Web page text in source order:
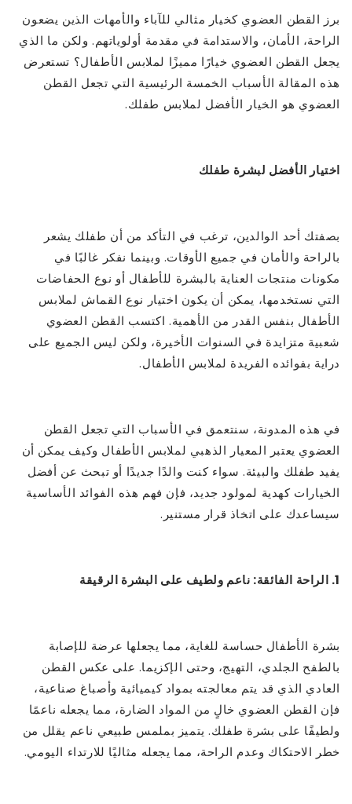
برز القطن العضوي كخيار مثالي للآباء والأمهات الذين يضعون
الراحة، الأمان، والاستدامة في مقدمة أولوياتهم. ولكن ما الذي
يجعل القطن العضوي خيارًا مميزًا لملابس الأطفال؟ تستعرض
هذه المقالة الأسباب الخمسة الرئيسية التي تجعل القطن
العضوي هو الخيار الأفضل لملابس طفلك.
اختيار الأفضل لبشرة طفلك
بصفتك أحد الوالدين، ترغب في التأكد من أن طفلك يشعر
بالراحة والأمان في جميع الأوقات. وبينما نفكر غالبًا في
مكونات منتجات العناية بالبشرة للأطفال أو نوع الحفاضات
التي نستخدمها، يمكن أن يكون اختيار نوع القماش لملابس
الأطفال بنفس القدر من الأهمية. اكتسب القطن العضوي
شعبية متزايدة في السنوات الأخيرة، ولكن ليس الجميع على
دراية بفوائده الفريدة لملابس الأطفال.
في هذه المدونة، سنتعمق في الأسباب التي تجعل القطن
العضوي يعتبر المعيار الذهبي لملابس الأطفال وكيف يمكن أن
يفيد طفلك والبيئة. سواء كنت والدًا جديدًا أو تبحث عن أفضل
الخيارات كهدية لمولود جديد، فإن فهم هذه الفوائد الأساسية
سيساعدك على اتخاذ قرار مستنير.
بشرة الأطفال حساسة للغاية، مما يجعلها عرضة للإصابة
بالطفح الجلدي، التهيج، وحتى الإكزيما. على عكس القطن
العادي الذي قد يتم معالجته بمواد كيميائية وأصباغ صناعية،
فإن القطن العضوي خالٍ من المواد الضارة، مما يجعله ناعمًا
ولطيفًا على بشرة طفلك. يتميز بملمس طبيعي ناعم يقلل من
خطر الاحتكاك وعدم الراحة، مما يجعله مثاليًا للارتداء اليومي.